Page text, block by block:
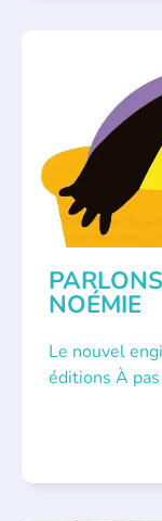
NOÉMIE
Le nouvel
éditions À